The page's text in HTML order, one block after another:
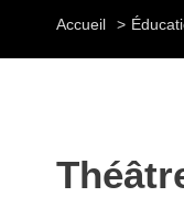
Accueil